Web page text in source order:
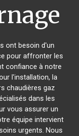
ont besoin d'un
pour affronter les
confiance à notre
l'installation, la
chaudières gaz
dans les
vous assurer un
équipe intervient
urgents. Nous